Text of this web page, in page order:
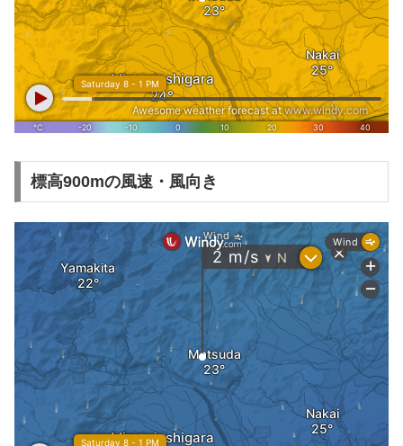
標高900mの風速・風向き